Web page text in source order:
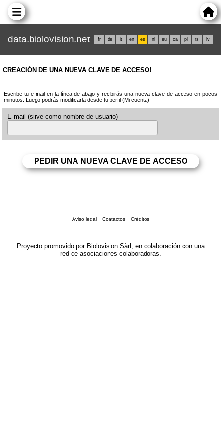
data.biolovision.net fr de it en es nl eu ca pl rs lv
CREACIÓN DE UNA NUEVA CLAVE DE ACCESO!
Escribe tu e-mail en la línea de abajo y recibirás una nueva clave de acceso en pocos
minutos. Luego podrás modificarla desde tu perfil (Mi cuenta)
E-mail (sirve como nombre de usuario)
Aviso legal Contactos Créditos
Proyecto promovido por Biolovision Sàrl, en colaboración con una
red de asociaciones colaboradoras.